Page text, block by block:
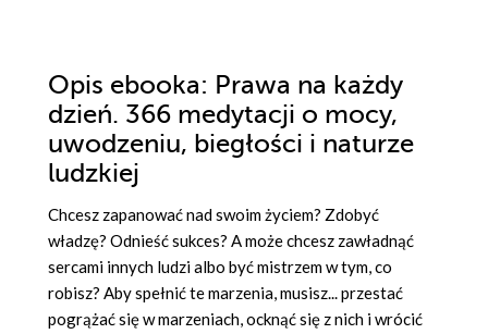
Opis ebooka: Prawa na każdy
dzień. 366 medytacji o mocy,
uwodzeniu, biegłości i naturze
ludzkiej
Chcesz zapanować nad swoim życiem? Zdobyć
władzę? Odnieść sukces? A może chcesz zawładnąć
sercami innych ludzi albo być mistrzem w tym, co
robisz? Aby spełnić te marzenia, musisz... przestać
pogrążać się w marzeniach, ocknąć się z nich i wrócić